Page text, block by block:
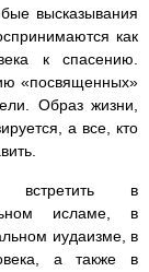
высказывания
как
к спасению.
«посвященных»
Образ жизни,
а все, кто
встретить в
исламе, в
иудаизме, в
а также в